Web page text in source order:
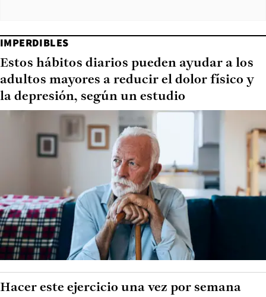
IMPERDIBLES
Estos hábitos diarios pueden ayudar a los
adultos mayores a reducir el dolor físico y
la depresión, según un estudio
Hacer este ejercicio una vez por semana